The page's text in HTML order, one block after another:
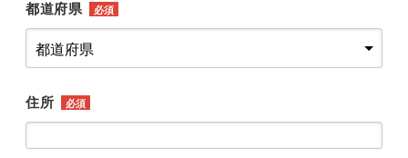
都道府県 必須
住所 必須